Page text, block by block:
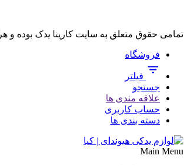
تمامی حقوق متعلق به سایت کارینا یدک بوده و
فروشگاه
فیلتر
جستجو
علاقه مندی ها
حساب کاربری
دسته بندی ها
Main Menu